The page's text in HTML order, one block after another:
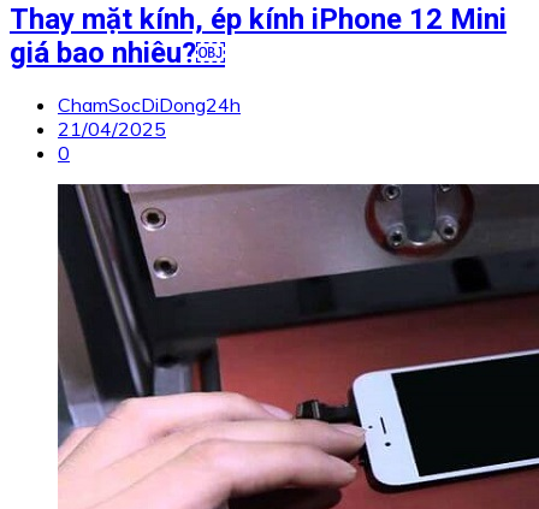
Thay mặt kính, ép kính iPhone 12 Mini
giá bao nhiêu?￼
ChamSocDiDong24h
21/04/2025
0